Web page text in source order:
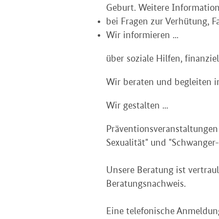
Geburt. Weitere
bei Fragen zur Verhütung,
Wir informieren ...
über soziale Hilfen,
Wir beraten und begleiten
Wir gestalten ...
Sexualität" und
Unsere Beratung ist
Beratungsnachweis.
Eine telefonische